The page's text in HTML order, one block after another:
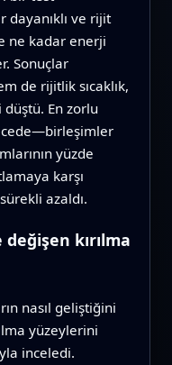
dayanıklı ve rijit
ne kadar enerji
Sonuçlar
de rijitlik sıcaklık,
En zorlu
yüzde
karşı
azaldı.
kırılma
nasıl geliştiğini
yüzeylerini
inceledi.